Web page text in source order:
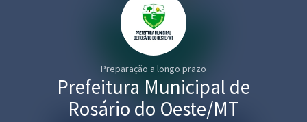
Preparação a longo prazo
Prefeitura Municipal de
Rosário do Oeste/MT